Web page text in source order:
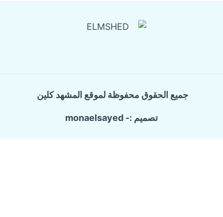
جميع الحقوق محفوظة لموقع المشهد كلين
تصميم :- monaelsayed